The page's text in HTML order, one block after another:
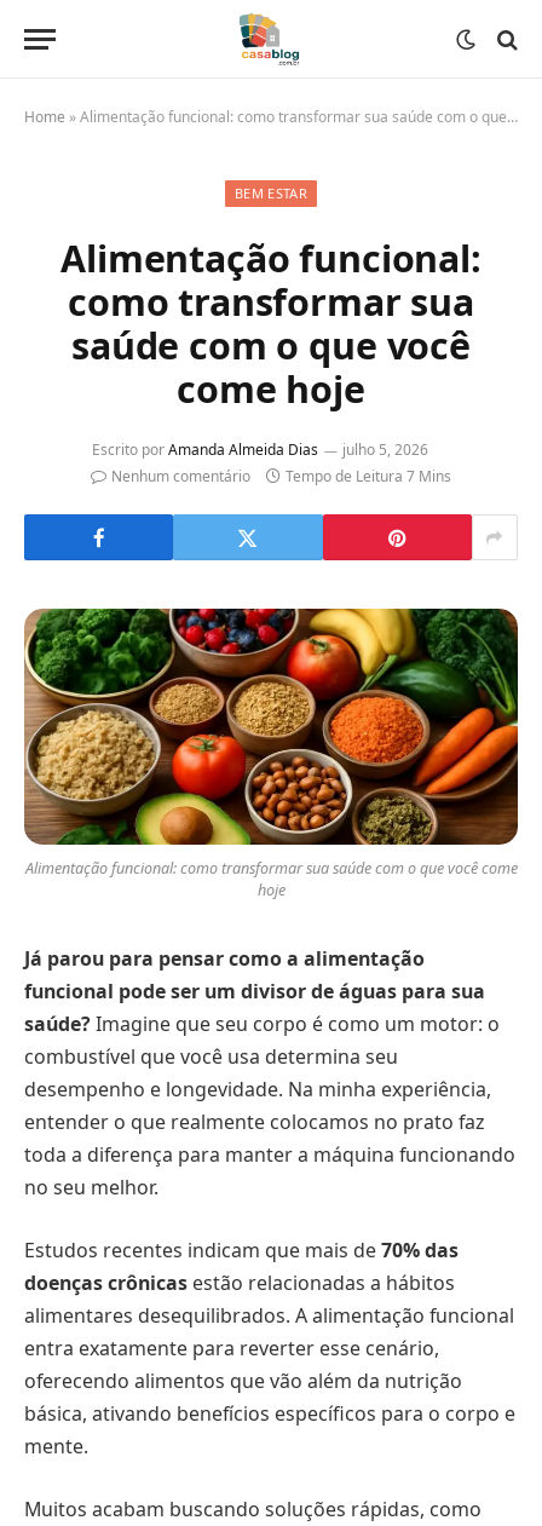
Home »Alimentação funcional: como transformar sua saúde com o que você come hoje
BEM ESTAR
Alimentação funcional:
como transformar sua
saúde com o que você
come hoje
Escrito porAmanda Almeida Dias
julho 5, 2026
Nenhum comentário
Tempo de Leitura 7 Mins
Alimentação funcional: como transformar sua saúde com o que você come
hoje
Já parou para pensar como a alimentação
funcional pode ser um divisor de águas para sua
saúde?Imagine que seu corpo é como um motor: o
combustível que você usa determina seu
desempenho e longevidade. Na minha experiência,
entender o que realmente colocamos no prato faz
toda a diferença para manter a máquina funcionando
no seu melhor.
Estudos recentes indicam que mais de70% das
doenças crônicas estão relacionadas a hábitos
alimentares desequilibrados. A alimentação funcional
entra exatamente para reverter esse cenário,
oferecendo alimentos que vão além da nutrição
básica, ativando benefícios específicos para o corpo e
mente.
Muitos acabam buscando soluções rápidas, como